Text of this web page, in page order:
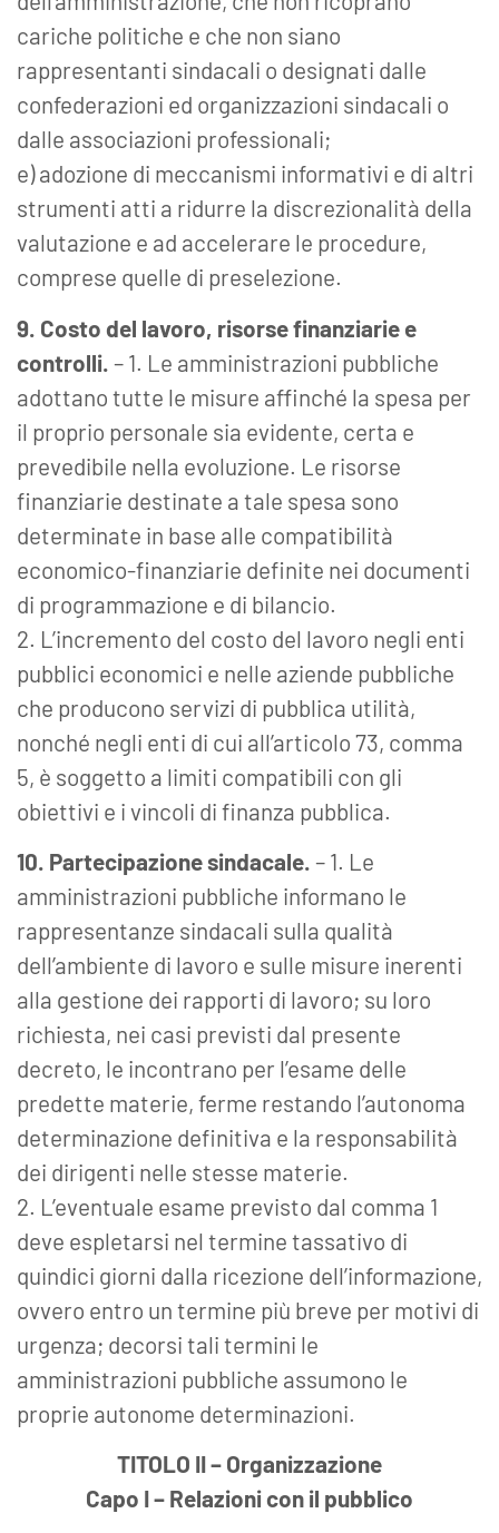
cariche politiche e che non siano
rappresentanti sindacali o designati dalle
confederazioni ed organizzazioni sindacali o
dalle associazioni professionali;
e) adozione di meccanismi informativi e di altri
strumenti atti a ridurre la discrezionalità della
valutazione e ad accelerare le procedure,
comprese quelle di preselezione.
9. Costo del lavoro, risorse finanziarie e
controlli. – 1. Le amministrazioni pubbliche
adottano tutte le misure affinché la spesa per
il proprio personale sia evidente, certa e
prevedibile nella evoluzione. Le risorse
finanziarie destinate a tale spesa sono
determinate in base alle compatibilità
economico-finanziarie definite nei documenti
di programmazione e di bilancio.
2. L’incremento del costo del lavoro negli enti
pubblici economici e nelle aziende pubbliche
che producono servizi di pubblica utilità,
nonché negli enti di cui all’articolo 73, comma
5, è soggetto a limiti compatibili con gli
obiettivi e i vincoli di finanza pubblica.
10. Partecipazione sindacale. – 1. Le
amministrazioni pubbliche informano le
rappresentanze sindacali sulla qualità
dell’ambiente di lavoro e sulle misure inerenti
alla gestione dei rapporti di lavoro; su loro
richiesta, nei casi previsti dal presente
decreto, le incontrano per l’esame delle
predette materie, ferme restando l’autonoma
determinazione definitiva e la responsabilità
dei dirigenti nelle stesse materie.
2. L’eventuale esame previsto dal comma 1
deve espletarsi nel termine tassativo di
quindici giorni dalla ricezione dell’informazione,
ovvero entro un termine più breve per motivi di
urgenza; decorsi tali termini le
amministrazioni pubbliche assumono le
proprie autonome determinazioni.
TITOLO II – Organizzazione
Capo I – Relazioni con il pubblico